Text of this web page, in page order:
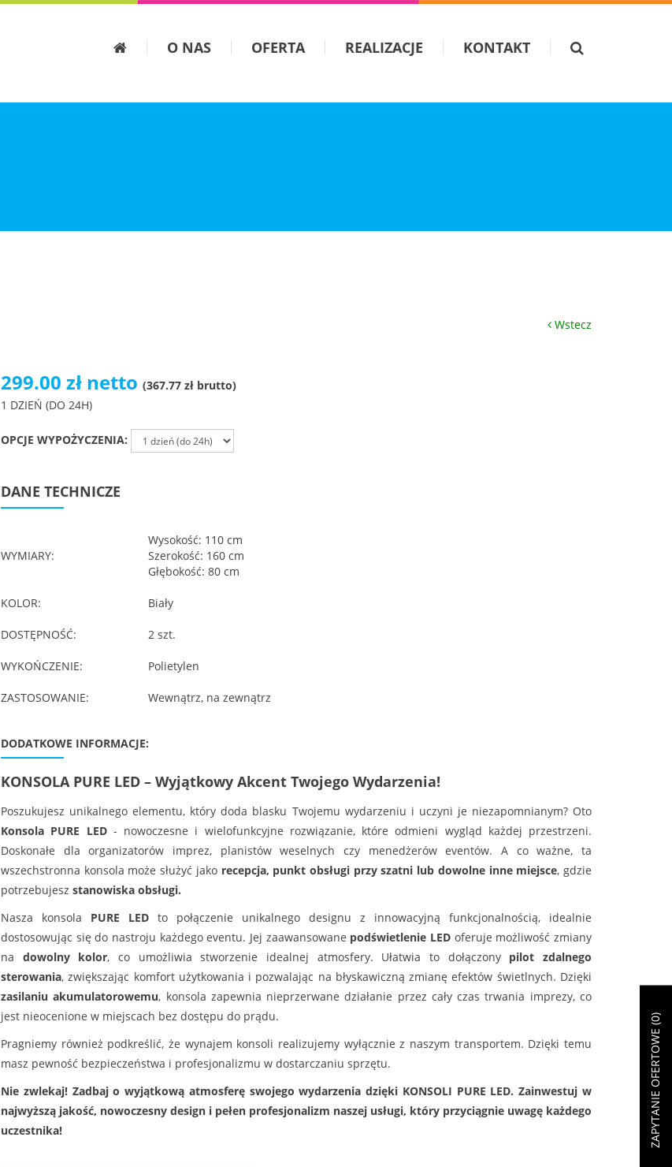
O NAS OFERTA REALIZACJE KONTAKT
Wstecz
299.00 zł netto (367.77 zł brutto)
1 DZIEŃ (DO 24H)
OPCJE WYPOŻYCZENIA:
DANE TECHNICZE
WYMIARY:
Wysokość: 110 cm
Szerokość: 160 cm
Głębokość: 80 cm
KOLOR: Biały
DOSTĘPNOŚĆ: 2 szt.
WYKOŃCZENIE: Polietylen
ZASTOSOWANIE: Wewnątrz, na zewnątrz
DODATKOWE INFORMACJE:
KONSOLA PURE LED – Wyjątkowy Akcent Twojego Wydarzenia!
Poszukujesz unikalnego elementu, który doda blasku Twojemu wydarzeniu i uczyni je niezapomnianym? Oto
Konsola PURE LED- nowoczesne i wielofunkcyjne rozwiązanie, które odmieni wygląd każdej przestrzeni.
Doskonałe dla organizatorów imprez, planistów weselnych czy menedżerów eventów. A co ważne, ta
wszechstronna konsola może służyć jakorecepcja, punkt obsługi przy szatni lub dowolne inne miejsce, gdzie
potrzebujesz stanowiska obsługi.
Nasza konsola PURE LED to połączenie unikalnego designu z innowacyjną funkcjonalnością, idealnie
dostosowując się do nastroju każdego eventu. Jej zaawansowane podświetlenie LED oferuje możliwość zmiany
na dowolny kolor, co umożliwia stworzenie idealnej atmosfery. Ułatwia to dołączony pilot zdalnego
sterowania, zwiększając komfort użytkowania i pozwalając na błyskawiczną zmianę efektów świetlnych. Dzięki
zasilaniu akumulatorowemu, konsola zapewnia nieprzerwane działanie przez cały czas trwania imprezy, co
jest nieocenione w miejscach bez dostępu do prądu.
Pragniemy również podkreślić, że wynajem konsoli realizujemy wyłącznie z naszym transportem. Dzięki temu
masz pewność bezpieczeństwa i profesjonalizmu w dostarczaniu sprzętu.
Nie zwlekaj! Zadbaj o wyjątkową atmosferę swojego wydarzenia dzięki KONSOLI PURE LED. Zainwestuj w
najwyższą jakość, nowoczesny design i pełen profesjonalizm naszej usługi, który przyciągnie uwagę każdego
uczestnika!
ZAPYTANIE OFERTOWE (
0
)